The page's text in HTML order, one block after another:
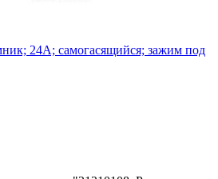
24А; самогасящийся; зажим под